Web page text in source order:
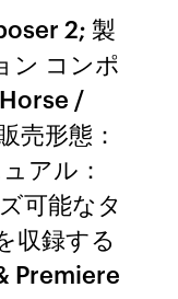
2; 製
ン コンポ
/
売形態：
アル：
可能なタ
収録する
Premiere